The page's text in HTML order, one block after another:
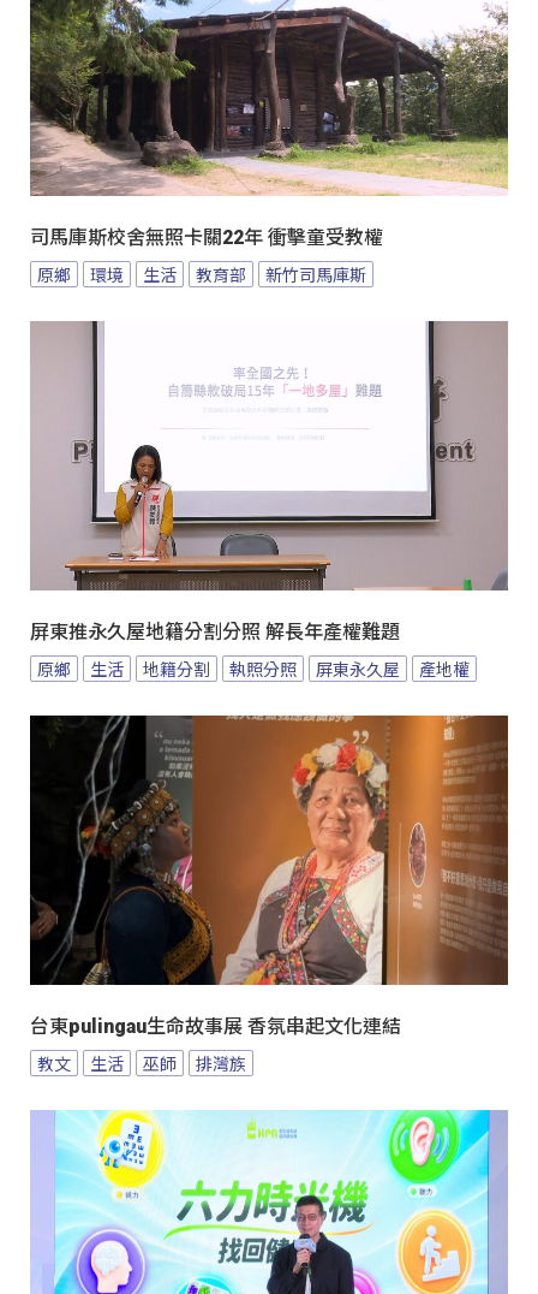
司馬庫斯校舍無照卡關22年 衝擊童受教權
原鄉 環境 生活 教育部 新竹司馬庫斯
屏東推永久屋地籍分割分照 解長年產權難題
原鄉 生活 地籍分割 執照分照 屏東永久屋 產地權
台東pulingau生命故事展 香氛串起文化連結
教文 生活 巫師 排灣族